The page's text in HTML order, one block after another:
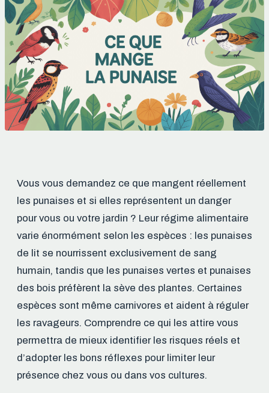
Vous vous demandez ce que mangent réellement
les punaises et si elles représentent un danger
pour vous ou votre jardin ? Leur régime alimentaire
varie énormément selon les espèces : les punaises
de lit se nourrissent exclusivement de sang
humain, tandis que les punaises vertes et punaises
des bois préfèrent la sève des plantes. Certaines
espèces sont même carnivores et aident à réguler
les ravageurs. Comprendre ce qui les attire vous
permettra de mieux identifier les risques réels et
d’adopter les bons réflexes pour limiter leur
présence chez vous ou dans vos cultures.